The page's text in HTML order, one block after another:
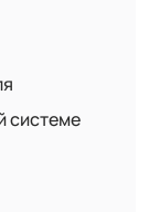
системе